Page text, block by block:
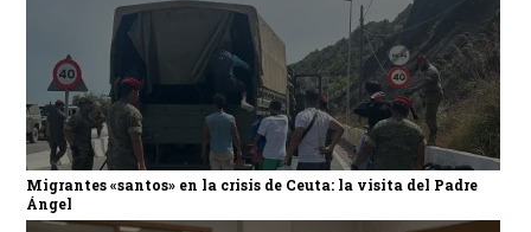
Migrantes «santos» en la crisis de Ceuta: la visita del Padre
Ángel